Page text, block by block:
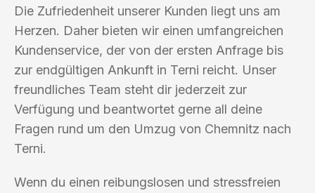
Die Zufriedenheit unserer Kunden liegt uns am
Herzen. Daher bieten wir einen umfangreichen
Kundenservice, der von der ersten Anfrage bis
zur endgültigen Ankunft in Terni reicht. Unser
freundliches Team steht dir jederzeit zur
Verfügung und beantwortet gerne all deine
Fragen rund um den Umzug von Chemnitz nach
Terni.
Wenn du einen reibungslosen und stressfreien